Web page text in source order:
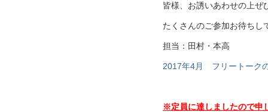
皆様、お誘いあわせの上ぜ
たくさんのご参加お待ちし
担当：田村・本高
2017年4月 フリートーク
※定員に達しましたので申